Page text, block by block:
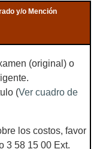
y/o Mención
(original) o
(Ver cuadro de
los costos, favor
3 58 15 00 Ext.